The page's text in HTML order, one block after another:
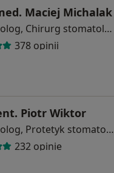
Maciej Michalak
Stomatolog, Chirurg stomatologiczny, Protetyk stomatologiczny
378 opinii
Piotr Wiktor
Stomatolog, Protetyk stomatologiczny
232 opinie